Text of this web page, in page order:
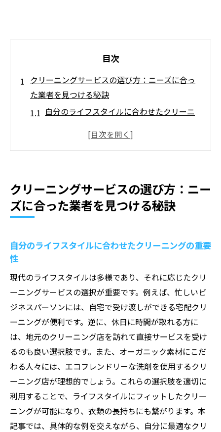
目次
クリーニングサービスの選び方：ニーズに合っ
た業者を見つける秘訣
自分のライフスタイルに合わせたクリーニ
口コミと評判で選ぶクリーニング業者
地元で人気のクリーニング店を探す方法
オンラインサービスの利便性と選び方
方
エコフレンドリーな洗剤を使うメリット
持続可能なクリーニング方法を選ぶ基準
エコ認証を持つ業者を選ぶポイント
環境配慮型クリーニングの未来
家庭でできるエコクリーニングの工夫
忙しい人のためのクリーニングプラン活用術
時間を節約できるクリーニングサービスの
選び方
定期便サービスのメリットと注意点
短時間で完了するプランの活用法
クリーニングサービスの選び方：ニー
ズに合った業者を見つける秘訣
自分のライフスタイルに合わせたクリーニングの重要
性
現代のライフスタイルは多様であり、それに応じたクリ
ーニングサービスの選択が重要です。例えば、忙しいビ
ジネスパーソンには、自宅で受け渡しができる宅配クリ
ーニングが便利です。逆に、休日に時間が取れる方に
は、地元のクリーニング店を訪れて直接サービスを受け
るのも良い選択肢です。また、オーガニック素材にこだ
わる人々には、エコフレンドリーな洗剤を使用するクリ
ーニング店が理想的でしょう。これらの選択肢を適切に
利用することで、ライフスタイルにフィットしたクリー
ニングが可能になり、衣類の長持ちにも繋がります。本
記事では、具体的な例を交えながら、自分に最適なクリ